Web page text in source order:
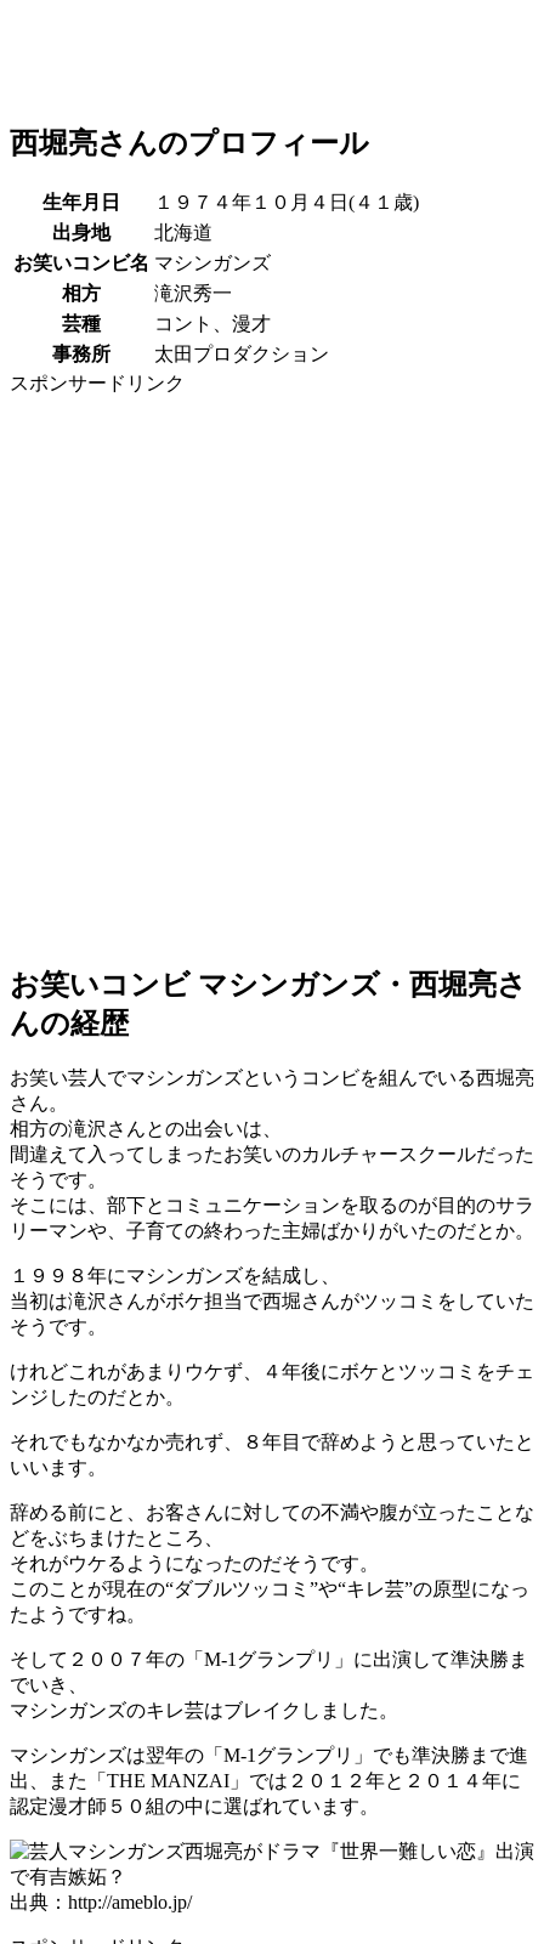
西堀亮さんのプロフィール
生年月日
１９７４年１０月４日(４１歳)
出身地
北海道
お笑いコンビ名 マシンガンズ
相方
滝沢秀一
芸種
コント、漫才
事務所
太田プロダクション
スポンサードリンク
お笑いコンビ マシンガンズ・西堀亮さ
んの経歴
お笑い芸人でマシンガンズというコンビを組んでいる西堀亮
さん。
相方の滝沢さんとの出会いは、
間違えて入ってしまったお笑いのカルチャースクールだった
そうです。
そこには、部下とコミュニケーションを取るのが目的のサラ
リーマンや、子育ての終わった主婦ばかりがいたのだとか。
１９９８年にマシンガンズを結成し、
当初は滝沢さんがボケ担当で西堀さんがツッコミをしていた
そうです。
けれどこれがあまりウケず、４年後にボケとツッコミをチェ
ンジしたのだとか。
それでもなかなか売れず、８年目で辞めようと思っていたと
いいます。
辞める前にと、お客さんに対しての不満や腹が立ったことな
どをぶちまけたところ、
それがウケるようになったのだそうです。
このことが現在の“ダブルツッコミ”や“キレ芸”の原型になっ
たようですね。
そして２００７年の「M-1グランプリ」に出演して準決勝ま
でいき、
マシンガンズのキレ芸はブレイクしました。
マシンガンズは翌年の「M-1グランプリ」でも準決勝まで進
出、また「THE MANZAI」では２０１２年と２０１４年に
認定漫才師５０組の中に選ばれています。
出典：http://ameblo.jp/